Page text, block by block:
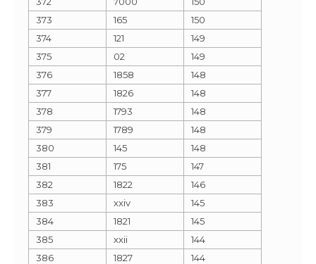
373
165
150
374
121
149
375
02
149
376
1858
148
377
1826
148
378
1793
148
379
1789
148
380
145
148
381
175
147
382
1822
146
383
xxiv
145
384
1821
145
385
xxii
144
386
1827
144